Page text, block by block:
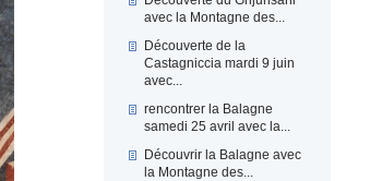
avec la Montagne des...
Découverte de la
Castagniccia mardi 9 juin
avec...
rencontrer la Balagne
samedi 25 avril avec la...
Découvrir la Balagne avec
la Montagne des...